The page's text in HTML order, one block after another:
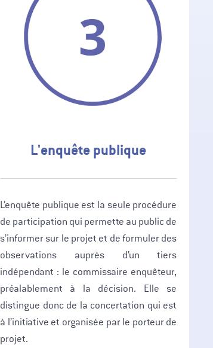
L'enquête publique
L’enquête publique est la seule procédure
de participation qui permette au public de
s’informer sur le projet et de formuler des
observations auprès d’un tiers
indépendant : le commissaire enquêteur,
préalablement à la décision. Elle se
distingue donc de la concertation qui est
à l’initiative et organisée par le porteur de
projet.